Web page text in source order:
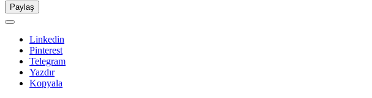
Paylaş
Linkedin
Pinterest
Telegram
Yazdır
Kopyala